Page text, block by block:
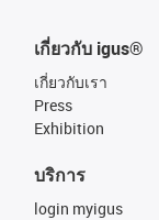
เกี่ยวกับ igus®
เกี่ยวกับเรา
Press
Exhibition
บริการ
login myigus